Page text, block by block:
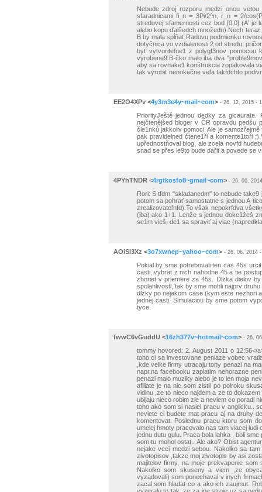
Nebude zdroj rozporu medzi onou
sfaradnicami fi_n = 3Pi/2^n, r_n = 2/
stredovej sfamernosti cez bod [0,0] (A' je
alebo kopu ďalšedch množedn).Nech
B by mala spĺňať Radovu podmienku
dotyčnica vo vzdialenosti 2 od stredu,
byť vytvoriteľne1 z polygf3nov pomocou
vyrobene9 B-čko malo iba dva
aby sa rovnake1 konštrukcia zopakovala
tak vyrobiť nenokečne veľa takfdchto
EE2O4XPv<4y3m3e4y~mail~com>- 26. 12. 2015 -
PriorityJeště jednou dedky za
nejčtenějšed bloger v ČR opravdu pedšu
čle1nků jakkoliv pomoci. Ale je
pak pravidelned čtene1ři a komente1toři
upřednostňoval blog, ale zcela novfd
snad se přes le9to bude dařit a povede se
4PYhTNDR<4rgtkosfo8~gmail~com>- 26. 06.
Rori: S tfdm "skladanedm" to nebude
potom sa pohrať samostatne s jednou A-
zrealizovateľnfd).To však nepokrfdva
(iba) ako 1+1. Lenže s jednou doke1žeš
se1m vieš, de1 sa spraviť aj viac
AOiSl3Xz <3o7xwnep~yahoo~com>- 26. 06. 2014 -
Pokial by sme potrebovali ten cas 45s
casti, vybrat z nich nahodne 45 a tie
zhoriet v priemere za 45s. Dlzka dielov
spolahlivosti, tak by sme mohli najprv
dlzky po nejakom case (kym este nezhori
jednej casti. Simulaciou by sme potom
tyce.
fwwC6vGuddU<16zh377v~hotmail~com>- 26.
tommy hovored: 2. August 2011 o
toho ci sa investovane peniaze vobec
,kde velke firmy utracaju tony penazi na
napr.na facebooku zaplatim nehorazne
penazi malo muziky alebo je to len moja
afiliate je na nic som zistil po polroku
vidinu ,ze to nieco najdem a ze to
ubijaju nieco robim zle a neviem co poradi
toho ako som si nasiel pracu v anglicku..
neviete ci budete mat pracu aj na druhy
komentovat. Poslednu pracu ktoru som
umelej hmoty pracovalo nas tam viacej
jednu dutu gulu. Praca bola lahka , boli
som tu mohol ostat.. Ale ako? Obist
nejake veci medzi sebou. Nakolko sa
zivotopisov ,takze moj zivotopis by asi
majitelov firmy, na moje prekvapenie
Nakolko som skuseny a viem ,ze
vyzadovali) som ponechaval v inych
zacal som hladat co a ako ich zaujmut.